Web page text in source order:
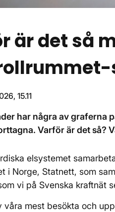
är det så
15.11
har några av graferna
Varför är det så?
elsystemet
i Norge, Statnett, som
vi på Svenska kraftnät
våra mest besökta och